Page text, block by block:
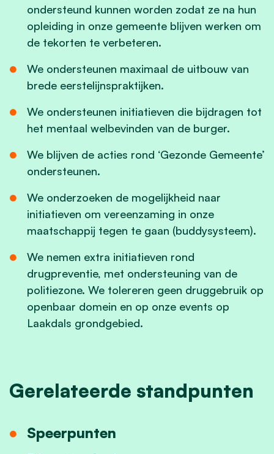
ondersteund kunnen worden zodat ze na hun
opleiding in onze gemeente blijven werken om
de tekorten te verbeteren.
We ondersteunen maximaal de uitbouw van
brede eerstelijnspraktijken.
We ondersteunen initiatieven die bijdragen tot
het mentaal welbevinden van de burger.
We blijven de acties rond ‘Gezonde Gemeente’
ondersteunen.
We onderzoeken de mogelijkheid naar
initiatieven om vereenzaming in onze
maatschappij tegen te gaan (buddysysteem).
We nemen extra initiatieven rond
drugpreventie, met ondersteuning van de
politiezone. We tolereren geen druggebruik op
openbaar domein en op onze events op
Laakdals grondgebied.
Gerelateerde standpunten
Speerpunten